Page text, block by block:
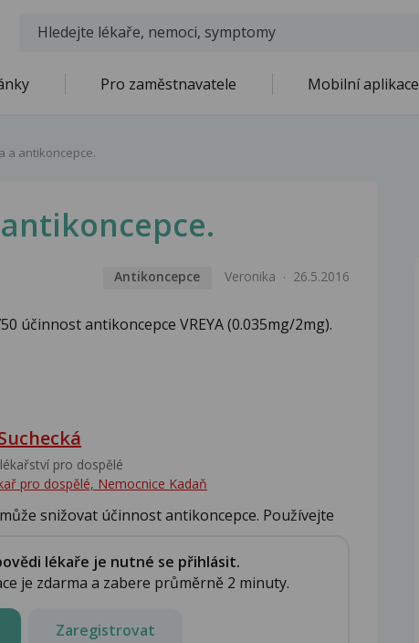
Pro zaměstnavatele Mobilní aplikace
a antikoncepce.
Antikoncepce Veronika 26.5.2016
účinnost antikoncepce VREYA (0.035mg/2mg).
pro dospělé
pro dospělé, Nemocnice Kadaň
snižovat účinnost antikoncepce. Používejte
lékaře je nutné se přihlásit.
je zdarma a zabere průměrně 2 minuty.
Zaregistrovat